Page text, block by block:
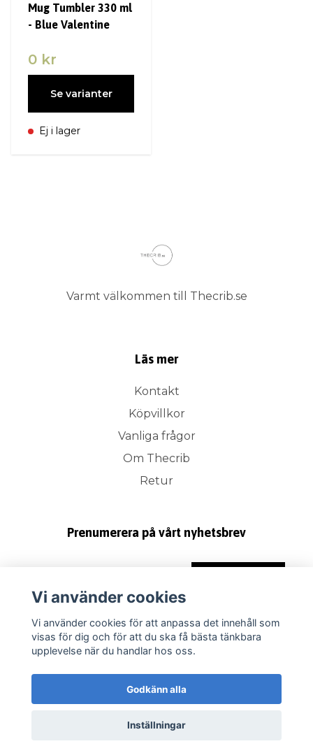
Mug Tumbler 330 ml
- Blue Valentine
0 kr
Se varianter
Ej i lager
Varmt välkommen till Thecrib.se
Läs mer
Kontakt
Köpvillkor
Vanliga frågor
Om Thecrib
Retur
Prenumerera på vårt nyhetsbrev
© 2026 Thecrib.se
Vi använder cookies
Vi använder cookies för att anpassa det innehåll som
visas för dig och för att du ska få bästa tänkbara
upplevelse när du handlar hos oss.
Godkänn alla
Inställningar